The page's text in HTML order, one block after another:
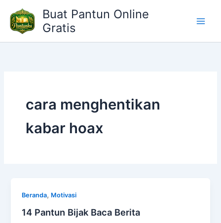
konten
Buat Pantun Online
Gratis
cara menghentikan
kabar hoax
Beranda, Motivasi
14 Pantun Bijak Baca Berita